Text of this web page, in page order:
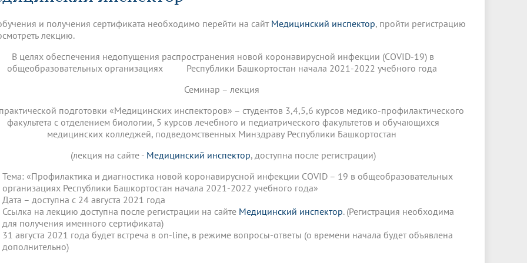
организации
картой Реорганизация вуза
Трансформация университета
Расписание
аккредитационный
Научно-образовательный
Государственная итоговая аттестация
образования
Я-профессионал
международным участием
Социальная работа в системе
здравоохранения
Новые образовательные программы
Электронная учебная библиотека
обучение
Инновационные образовательные
проекты
Аккредитация специалиста
Наставничество в сфере
здравоохранения
ЛЭК
мегагранта Полезные интернет-ссылки
Научные издания
Управление инновационной
деятельности
НИИ кардиологии
БГМУ Евразийский НОЦ Научная ординатура
обучающихся БГМУ
Профсоюзный комитет
выпускников Работа музеев на кафедрах
Выпускники БГМУ – ветераны ВОВ
90 лет Университету 85 лет
Празднование 75-летия Победы в
отделение «Движение
БГМУ
«МЕДМОЛ»
и получения сертификата необходимо перейти на сайтМедицинский инспектор, пройти регистрацию
лекцию.
В целях обеспечения недопущения распространения новой коронавирусной инфекции (COVID-19) в
общеобразовательных организациях Республики Башкортостан начала 2021-2022 учебного года
Семинар – лекция
подготовки «Медицинских инспекторов» – студентов 3,4,5,6 курсов медико-профилактического
факультета с отделением биологии, 5 курсов лечебного и педиатрического факультетов и обучающихся
медицинских колледжей, подведомственных Минздраву Республики Башкортостан
(лекция на сайте - Медицинский инспектор, доступна после регистрации)
Тема: «Профилактика и диагностика новой коронавирусной инфекции COVID – 19 в общеобразовательных
организациях Республики Башкортостан начала 2021-2022 учебного года»
Дата – доступна с 24 августа 2021 года
Ссылка на лекцию доступна после регистрации на сайте Медицинский инспектор. (Регистрация необходима
для получения именного сертификата)
31 августа 2021 года будет встреча в on-line, в режиме вопросы-ответы (о времени начала будет объявлена
дополнительно)